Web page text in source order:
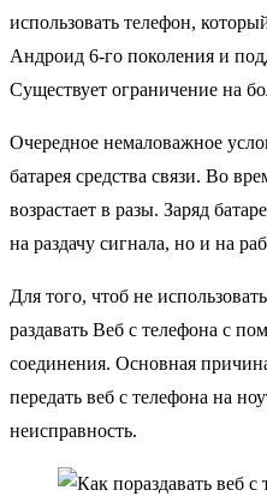
использовать телефон,
Андроид 6-го поколения и
Существует ограничение на
Очередное немаловажное
батарея средства связи. Во
возрастает в разы. Заряд
на раздачу сигнала, но и на
Для того, чтоб не
раздавать Веб с телефона с
соединения. Основная
передать веб с телефона на
неисправность.